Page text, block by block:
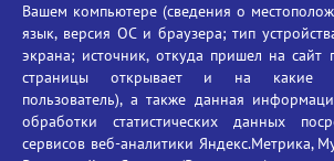
БГУ против наркотиков
Брянский государственный
имени академика И.Г.
Время работы: пн-пт 09:00-18:00
E-mail: bryanskgu@mail.ru
Вашем компьютере (сведения о
язык, версия ОС и браузера; тип
экрана; источник, откуда пришел на сайт
страницы открывает и на какие
пользователь), а также данная
обработки статистических данных
сервисов веб-аналитики Яндекс.Метрика,